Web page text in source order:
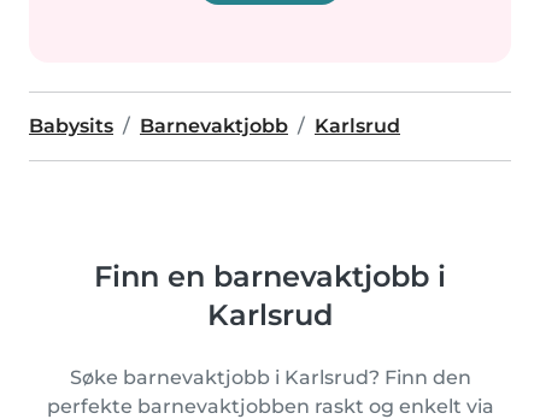
Babysits Barnevaktjobb Karlsrud
Finn en barnevaktjobb i
Karlsrud
Søke barnevaktjobb i Karlsrud? Finn den
perfekte barnevaktjobben raskt og enkelt via